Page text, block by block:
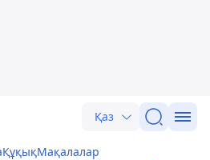
Қаз
ҚұқықМақалалар